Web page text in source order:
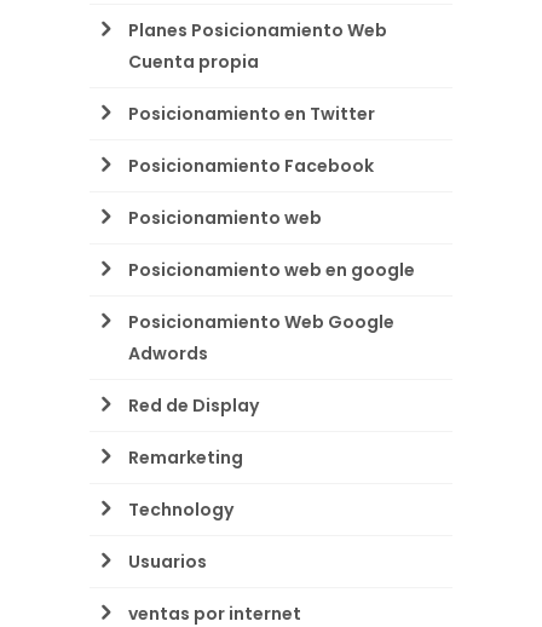
Planes Posicionamiento Web
Cuenta propia
Posicionamiento en Twitter
Posicionamiento Facebook
Posicionamiento web
Posicionamiento web en google
Posicionamiento Web Google
Adwords
Red de Display
Remarketing
Technology
Usuarios
ventas por internet